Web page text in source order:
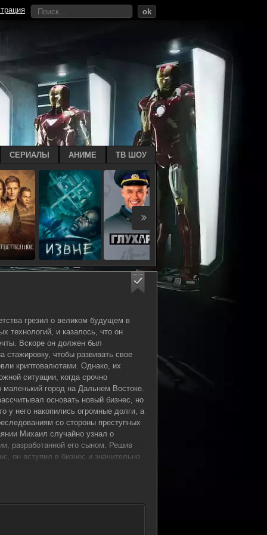
грезил о великом будущем в
технологий, и казалось, что он
Вскоре он должен был
стажировку, чтобы развивать свое
криптовалютами. Однако, их
ситуации, когда срочно
маленький город на Дальнем Востоке.
основать новый бизнес, но
у него накопились огромные долги, а
со стороны преступных
Михаил случайно узнал о
разработанной его сыном. Решив
он вступил в бизнес и значительно
суммы для самых опасных игроков
рискованный шаг привел их в новую
угрозами тюремного заключения,
ok
СЕРИАЛЫ АНИМЕ ТВ ШОУ